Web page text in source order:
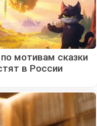
мотивам сказки
в России